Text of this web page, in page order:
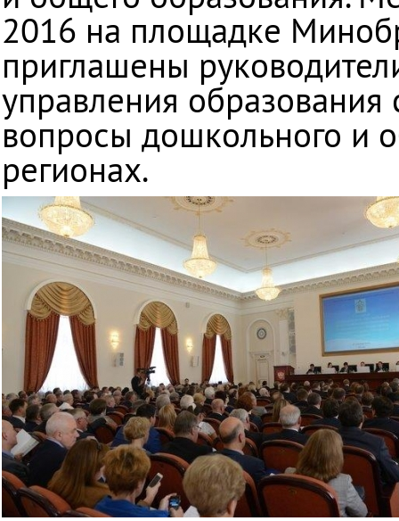
2016 на площадке
приглашены
управления
вопросы дошкольного и
регионах.